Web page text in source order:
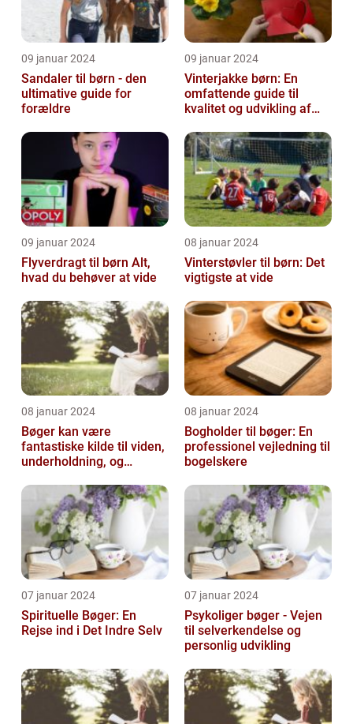
09 januar 2024
Sandaler til børn - den
ultimative guide for
forældre
09 januar 2024
Vinterjakke børn: En
omfattende guide til
kvalitet og udvikling af
09 januar 2024
Flyverdragt til børn Alt,
hvad du behøver at vide
08 januar 2024
Vinterstøvler til børn: Det
vigtigste at vide
08 januar 2024
Bøger kan være
fantastiske kilde til viden,
underholdning, og
08 januar 2024
Bogholder til bøger: En
professionel vejledning til
bogelskere
07 januar 2024
Spirituelle Bøger: En
Rejse ind i Det Indre Selv
07 januar 2024
Psykoliger bøger - Vejen
til selverkendelse og
personlig udvikling